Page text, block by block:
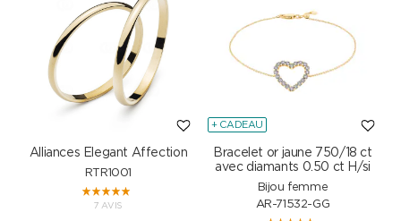
Alliances Elegant Affection
RTR1001
7 AVIS
+ CADEAU
Bracelet or jaune 750/18 ct
avec diamants 0.50 ct H/si
Bijou femme
AR-71532-GG